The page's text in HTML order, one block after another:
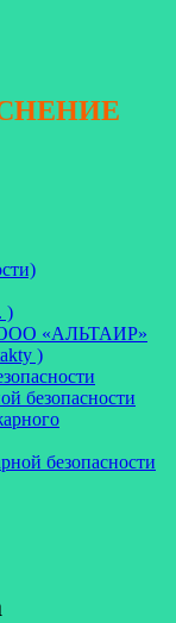
)
«АЛЬТАИР»
)
безопасности
безопасности